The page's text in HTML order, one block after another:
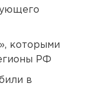
которыми
РФ
в